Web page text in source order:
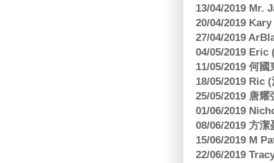
13/04/2019 Mr.
20/04/2019
27/04/2019
04/05/2019 Eric
11/05/2019 何
18/05/2019 Ric
25/05/2019 唐
01/06/2019
08/06/2019 方
15/06/2019 M
22/06/2019